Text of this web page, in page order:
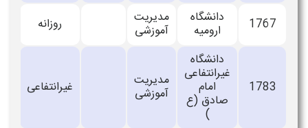
1767 دانشگاه
ارومیه
مدیریت
آموزشی روزانه
1783
دانشگاه
غیرانتفاعی
امام
صادق (ع
)
مدیریت
آموزشی غیرانتفاعی